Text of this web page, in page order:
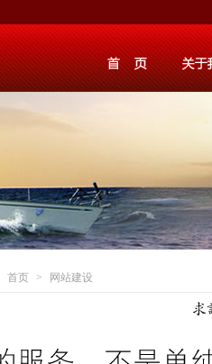
首页 > 网站建设